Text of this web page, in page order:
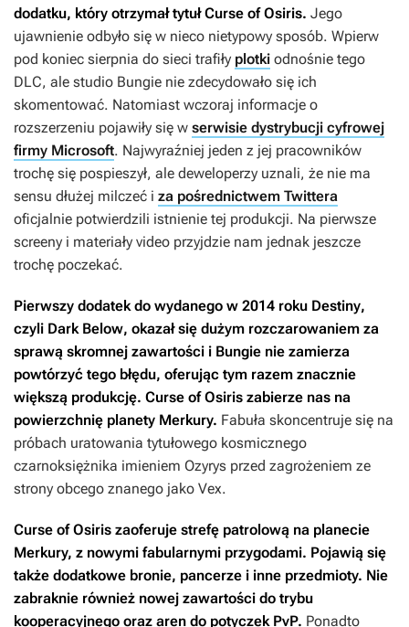
dodatku, który otrzymał tytułCurse of Osiris. Jego
ujawnienie odbyło się w nieco nietypowy sposób. Wpierw
pod koniec sierpnia do sieci trafiły plotki odnośnie tego
DLC, ale studio Bungie nie zdecydowało się ich
skomentować. Natomiast wczoraj informacje o
rozszerzeniu pojawiły się w serwisie dystrybucji cyfrowej
firmy Microsoft. Najwyraźniej jeden z jej pracowników
trochę się pospieszył, ale deweloperzy uznali, że nie ma
sensu dłużej milczeć i za pośrednictwem Twittera
oficjalnie potwierdzili istnienie tej produkcji. Na pierwsze
screeny i materiały video przyjdzie nam jednak jeszcze
trochę poczekać.
Pierwszy dodatek do wydanego w 2014 roku Destiny,
czyli Dark Below, okazał się dużym rozczarowaniem za
sprawą skromnej zawartości i Bungie nie zamierza
powtórzyć tego błędu, oferując tym razem znacznie
większą produkcję. Curse of Osiris zabierze nas na
powierzchnię planety Merkury. Fabuła skoncentruje się na
próbach uratowania tytułowego kosmicznego
czarnoksiężnika imieniem Ozyrys przed zagrożeniem ze
strony obcego znanego jako Vex.
Curse of Osiris zaoferuje strefę patrolową na planecie
Merkury, z nowymi fabularnymi przygodami. Pojawią się
także dodatkowe bronie, pancerze i inne przedmioty. Nie
zabraknie również nowej zawartości do trybu
kooperacyjnego oraz aren do potyczek PvP. Ponadto